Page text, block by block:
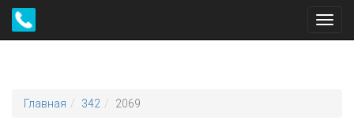
Главная 342 2069